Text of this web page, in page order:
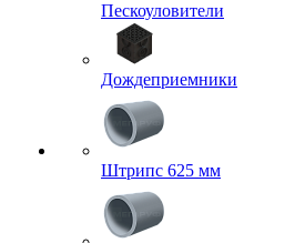
Пескоуловители
Дождеприемники
Штрипс 625 мм